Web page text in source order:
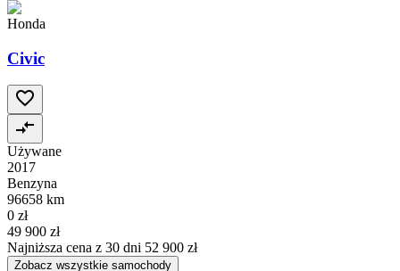
Honda
Civic
Używane
2017
Benzyna
96658 km
0 zł
49 900 zł
Najniższa cena z 30 dni 52 900 zł
Zobacz wszystkie samochody